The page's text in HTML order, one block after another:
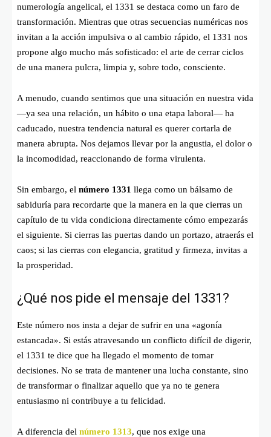
numerología angelical, el 1331 se destaca como un faro de
transformación. Mientras que otras secuencias numéricas nos
invitan a la acción impulsiva o al cambio rápido, el 1331 nos
propone algo mucho más sofisticado: el arte de cerrar ciclos
de una manera pulcra, limpia y, sobre todo, consciente.
A menudo, cuando sentimos que una situación en nuestra vida
—ya sea una relación, un hábito o una etapa laboral— ha
caducado, nuestra tendencia natural es querer cortarla de
manera abrupta. Nos dejamos llevar por la angustia, el dolor o
la incomodidad, reaccionando de forma virulenta.
Sin embargo, el número 1331 llega como un bálsamo de
sabiduría para recordarte que la manera en la que cierras un
capítulo de tu vida condiciona directamente cómo empezarás
el siguiente. Si cierras las puertas dando un portazo, atraerás el
caos; si las cierras con elegancia, gratitud y firmeza, invitas a
la prosperidad.
¿Qué nos pide el mensaje del 1331?
Este número nos insta a dejar de sufrir en una «agonía
estancada». Si estás atravesando un conflicto difícil de digerir,
el 1331 te dice que ha llegado el momento de tomar
decisiones. No se trata de mantener una lucha constante, sino
de transformar o finalizar aquello que ya no te genera
entusiasmo ni contribuye a tu felicidad.
A diferencia del número 1313, que nos exige una